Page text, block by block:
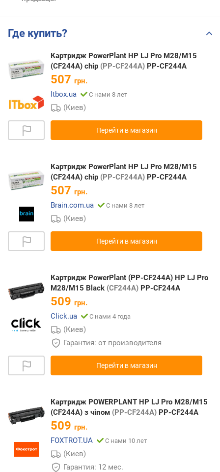
Где купить?
Картридж PowerPlant HP LJ Pro M28/M15
(CF244A) chip (PP-CF244A) PP-CF244A
507 грн.
Itbox.ua
С нами 8 лет
(Киев)
Перейти в магазин
Картридж PowerPlant HP LJ Pro M28/M15
(CF244A) chip (PP-CF244A) PP-CF244A
507 грн.
Brain.com.ua
С нами 8 лет
(Киев)
Перейти в магазин
Картридж PowerPlant (PP-CF244A) HP LJ Pro
M28/M15 Black (CF244A) PP-CF244A
509 грн.
Click.ua
С нами 4 года
(Киев)
Гарантия: от производителя
Перейти в магазин
Картридж POWERPLANT HP LJ Pro M28/M15
(CF244A) з чіпом (PP-CF244A) PP-CF244A
509 грн.
FOXTROT.UA
С нами 10 лет
(Киев)
Гарантия: 12 мес.